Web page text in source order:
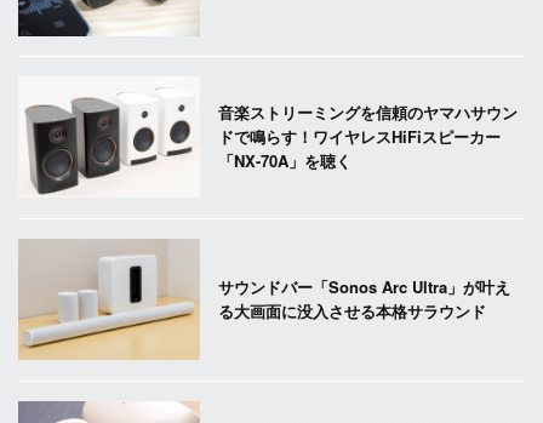
音楽ストリーミングを信頼のヤマハサウン
ドで鳴らす！ワイヤレスHiFiスピーカー
「NX-70A」を聴く
サウンドバー「Sonos Arc Ultra」が叶え
る大画面に没入させる本格サラウンド